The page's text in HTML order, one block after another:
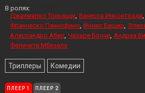
В ролях:
Джанмарко Тоньяцци Ванесса Инконтрада
Франческо Паннофино Йонис Башир
Алессандро Абер Чезаре Боччи Андреа
Феличите Мбезеле
Триллеры Комедии
ПЛЕЕР 1 ПЛЕЕР 2